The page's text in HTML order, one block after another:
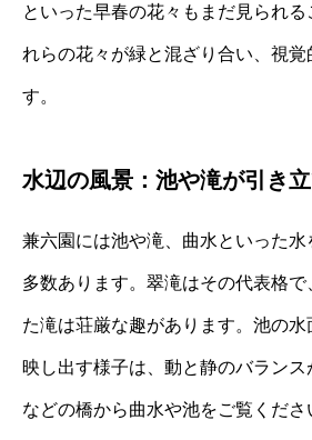
といった早春の花々もまだ見られる
れらの花々が緑と混ざり合い、視覚
す。
水辺の風景：池や滝が引き
兼六園には池や滝、曲水といった
多数あります。翠滝はその代表格
た滝は荘厳な趣があります。池の
映し出す様子は、動と静のバラン
などの橋から曲水や池をご覧くだ